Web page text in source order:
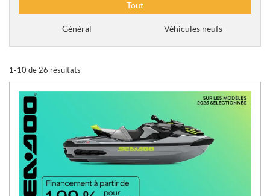
y
e
e
p
r
o
m
o
o
Tout
Général Véhicules neufs
1-10 de 26 résultats